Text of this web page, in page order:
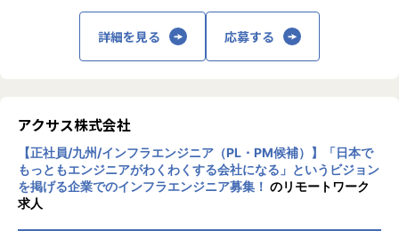
会社の規定に準ずる
していただきます。
プロジェクトの完遂に加え、クラウド活用によるスピード・
可用性・セキュリティ・コスト最適化の観点で、
■このポジションの特徴・魅力
・クラウド構想／アーキテクチャ検討の段階から関与し、要
件〜実装推進まで一気通貫で携われる
・AWS移行・モダナイズ・運用高度化など、事業インパクト
の大きい案件の推進役（PL）として活躍できる
・テスト、移行、切替に向けた計画策定・推進
● ネットワーク設計・構築
・拠点、データセンター、クラウド接続を含むネットワーク
・BGP／OSPF等のルーティング設計・構築
適化
・更改、移行、切替に伴う設計・構築および実行推進
● セキュリティ設計・導入
詳細を見る 応募する
アクサス株式会社
【正社員/九州/インフラエンジニア（PL・PM候補）】「日本で
もっともエンジニアがわくわくする会社になる」というビジョン
を掲げる企業でのインフラエンジニア募集！ のリモートワーク
求人